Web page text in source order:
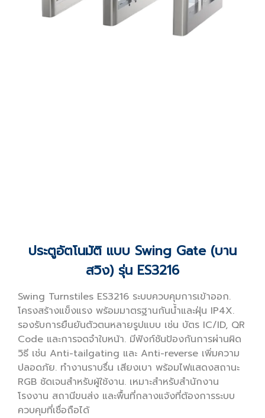
ประตูอัตโนมัติ แบบ Swing Gate (บาน
สวิง) รุ่น ES3216
Swing Turnstiles ES3216 ระบบควบคุมการเข้าออก.
โครงสร้างแข็งแรง พร้อมมาตรฐานกันน้ำและฝุ่น IP4X.
รองรับการยืนยันตัวตนหลายรูปแบบ เช่น บัตร IC/ID, QR
Code และการจดจำใบหน้า. มีฟังก์ชันป้องกันการผ่านผิด
วิธี เช่น Anti-tailgating และ Anti-reverse เพิ่มความ
ปลอดภัย. ทำงานราบรื่น เสียงเบา พร้อมไฟแสดงสถานะ
RGB ชัดเจนสำหรับผู้ใช้งาน. เหมาะสำหรับสำนักงาน
โรงงาน สถานีขนส่ง และพื้นที่กลางแจ้งที่ต้องการระบบ
ควบคุมที่เชื่อถือได้